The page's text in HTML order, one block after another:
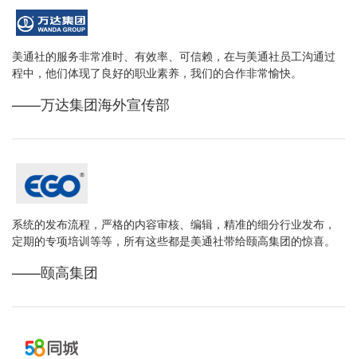
美通社的服务非常准时、有效率、可信赖，在与美通社员工沟通过
程中，他们体现了良好的职业素养，我们的合作非常愉快。
——万达集团海外宣传部
系统的发布流程，严格的内容审核、编辑，精准的细分行业发布，
定期的专项培训等等，所有这些都是美通社带给颐高集团的惊喜。
——颐高集团